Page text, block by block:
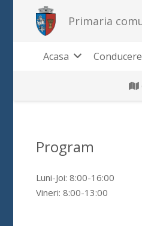
Primaria
Acasa
Program
Luni-Joi: 8:00-16:00
Vineri: 8:00-13:00